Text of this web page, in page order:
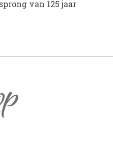
van 125 jaar